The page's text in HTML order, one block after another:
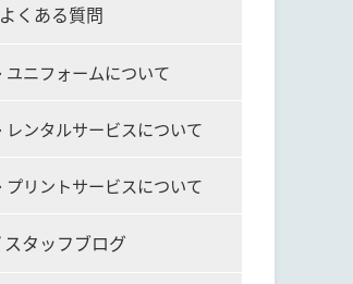
よくある質問
ユニフォームについて
レンタルサービスについて
プリントサービスについて
スタッフブログ